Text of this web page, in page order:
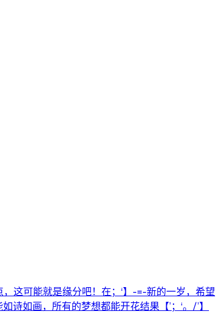
这可能就是缘分吧！在；‘】-=-新的一岁，希望
如画，所有的梦想都能开花结果【’；‘。/’】